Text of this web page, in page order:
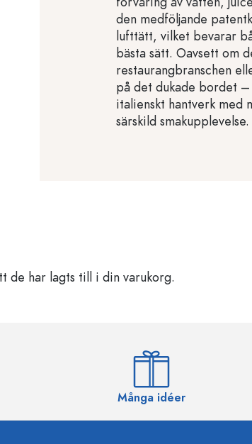
den medföljande
lufttätt, vilket bevarar
bästa sätt. Oavsett om
restaurangbranschen
på det dukade bordet
italienskt hantverk med
särskild smakupplevelse.
de har lagts till i din varukorg.
Många idéer